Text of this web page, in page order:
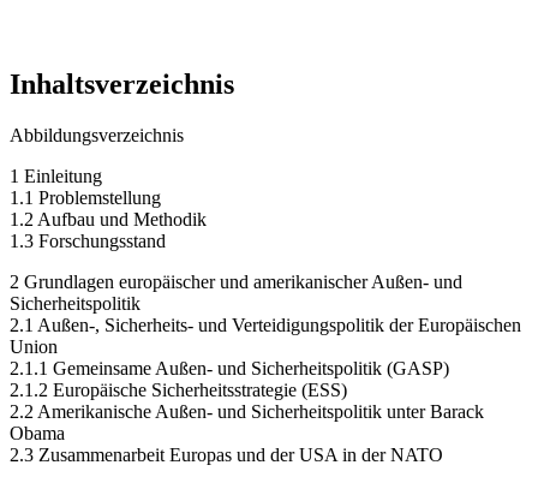
Inhaltsverzeichnis
Abbildungsverzeichnis
1 Einleitung
1.1 Problemstellung
1.2 Aufbau und Methodik
1.3 Forschungsstand
2 Grundlagen europäischer und amerikanischer Außen- und
Sicherheitspolitik
2.1 Außen-, Sicherheits- und Verteidigungspolitik der Europäischen
Union
2.1.1 Gemeinsame Außen- und Sicherheitspolitik (GASP)
2.1.2 Europäische Sicherheitsstrategie (ESS)
2.2 Amerikanische Außen- und Sicherheitspolitik unter Barack
Obama
2.3 Zusammenarbeit Europas und der USA in der NATO